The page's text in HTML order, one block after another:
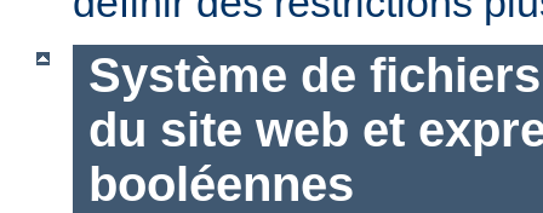
Système de
du site web et
booléennes